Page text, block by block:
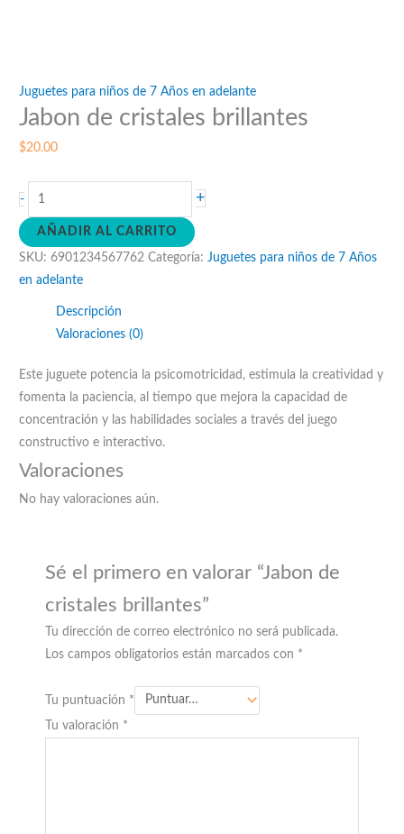
Juguetes para niños de 7 Años en adelante
Jabon de cristales brillantes
$20.00
-
Jabon
de
cristales
brillantes
cantidad
+
AÑADIR AL CARRITO
SKU:6901234567762 Categoría:Juguetes para niños de 7 Años
en adelante
Descripción
Valoraciones (0)
Este juguete potencia la psicomotricidad, estimula la creatividad y
fomenta la paciencia, al tiempo que mejora la capacidad de
concentración y las habilidades sociales a través del juego
constructivo e interactivo.
Valoraciones
No hay valoraciones aún.
Sé el primero en valorar “Jabon de
cristales brillantes”
Tu dirección de correo electrónico no será publicada.
Los campos obligatorios están marcados con *
Tu puntuación *
Tu valoración *